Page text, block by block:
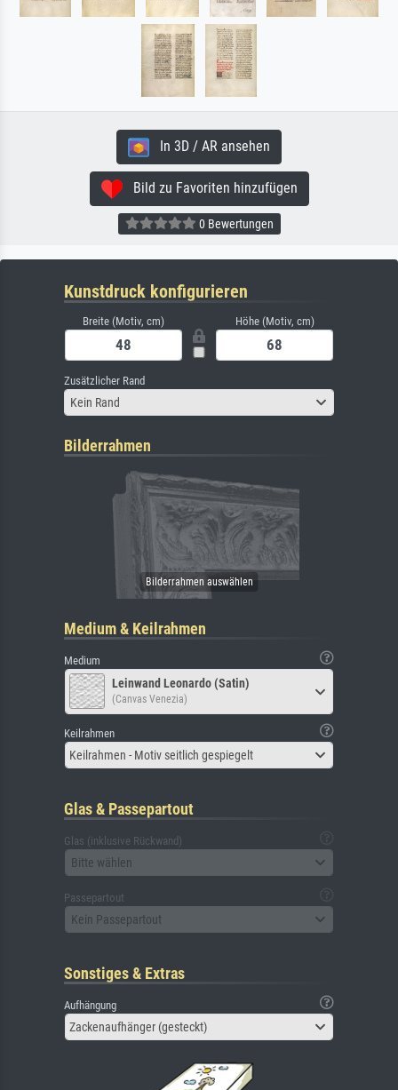
In 3D / AR ansehen
Bild zu Favoriten hinzufügen
0 Bewertungen
Kunstdruck konfigurieren
Breite (Motiv, cm) Höhe (Motiv, cm)
Zusätzlicher Rand
Kein Rand
Bilderrahmen
Medium & Keilrahmen
Medium
Leinwand Leonardo (Satin)
(Canvas Venezia)
Keilrahmen
Keilrahmen - Motiv seitlich gespiegelt
Glas & Passepartout
Glas (inklusive Rückwand)
Bitte wählen
Passepartout
Kein Passepartout
Sonstiges & Extras
Aufhängung
Zackenaufhänger (gesteckt)